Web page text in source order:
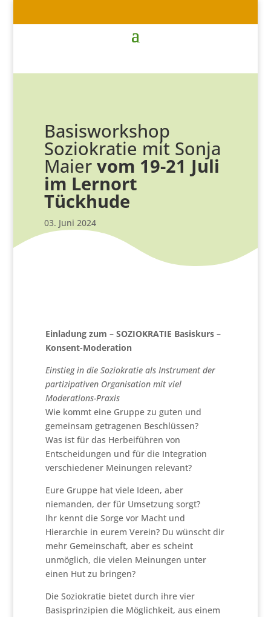
Basisworkshop
Soziokratie mit Sonja
Maier vom 19-21 Juli
im Lernort
Tückhude
03. Juni 2024
Einladung zum – SOZIOKRATIE Basiskurs –
Konsent-Moderation
Einstieg in die Soziokratie als Instrument der
partizipativen Organisation mit viel
Moderations-Praxis
Wie kommt eine Gruppe zu guten und
gemeinsam getragenen Beschlüssen?
Was ist für das Herbeiführen von
Entscheidungen und für die Integration
verschiedener Meinungen relevant?
Eure Gruppe hat viele Ideen, aber
niemanden, der für Umsetzung sorgt?
Ihr kennt die Sorge vor Macht und
Hierarchie in eurem Verein? Du wünscht dir
mehr Gemeinschaft, aber es scheint
unmöglich, die vielen Meinungen unter
einen Hut zu bringen?
Die Soziokratie bietet durch ihre vier
Basisprinzipien die Möglichkeit, aus einem